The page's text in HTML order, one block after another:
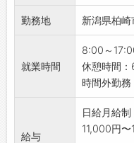
◎軽作業が
【勤務地・
集合後、
す。
・柿崎・
す。
【おすす
勤務地 新潟県柏
就業時間
8:00～
休憩時間
時間外勤
給与
日給月給
11,000円